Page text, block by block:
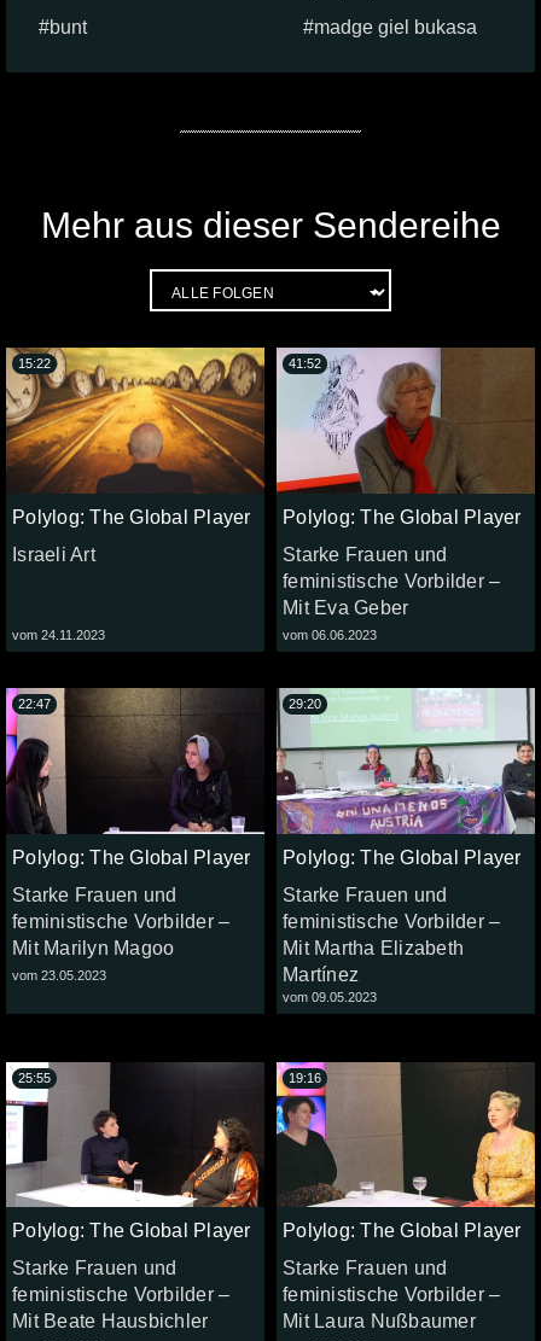
bunt
madge giel bukasa
Mehr aus dieser Sendereihe
Polylog: The Global Player
Israeli Art
vom 24.11.2023
15:22
Polylog: The Global Player
Starke Frauen und
feministische Vorbilder –
Mit Eva Geber
vom 06.06.2023
41:52
Polylog: The Global Player
Starke Frauen und
feministische Vorbilder –
Mit Marilyn Magoo
vom 23.05.2023
22:47
Polylog: The Global Player
Starke Frauen und
feministische Vorbilder –
Mit Martha Elizabeth
Martínez
vom 09.05.2023
29:20
Polylog: The Global Player
Starke Frauen und
feministische Vorbilder –
Mit Beate Hausbichler
25:55
Polylog: The Global Player
Starke Frauen und
feministische Vorbilder –
Mit Laura Nußbaumer
19:16